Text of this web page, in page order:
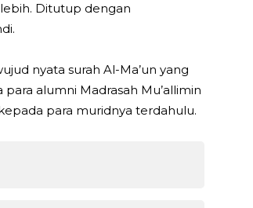
Ditutup dengan
nyata surah Al-Ma’un yang
alumni Madrasah Mu’allimin
para muridnya terdahulu.